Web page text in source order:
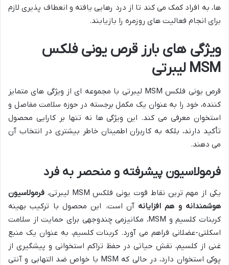
ها، به افراد کمک می کند تا از درد رهایی یافته و انعطاف پذیری لازم
برای انجام فعالیت های روزمره را بازیابند.
ویژگی های بارز قرص یونی فلکس
MSM لیبرتی
قرص یونی فلکس MSM لیبرتی با مجموعه ای از ویژگی های متمایز
کننده، خود را به عنوان یک مکمل برجسته در حوزه سلامت مفاصل و
استخوان معرفی می کند. این ویژگی ها نه تنها بر کارایی محصول
تأکید دارند، بلکه به کاربران اطمینان خاطر بیشتری در انتخاب آن
می دهند.
فرمولاسیون پیشرفته و منحصر به فرد
یکی از مهم ترین نقاط قوت یونی فلکس MSM لیبرتی،
فرمولاسیون
هوشمندانه و هم افزایانه آن است. این محصول با ترکیب بهینه
کربنات کلسیم و MSM، مکانیزمی چندوجهی برای حمایت از سلامت
اسکلتی-عضلانی فراهم می آورد. کربنات کلسیم، به عنوان یک منبع
غنی از کلسیم، نقش حیاتی در حفظ تراکم استخوانی و پیشگیری از
پوکی استخوان دارد، در حالی که MSM با خواص ضد التهابی و آنتی